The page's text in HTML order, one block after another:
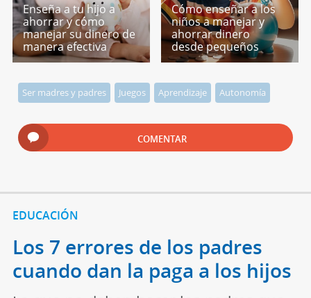
Enseña a tu hijo a
ahorrar y cómo
manejar su dinero de
manera efectiva
Cómo enseñar a los
niños a manejar y
ahorrar dinero
desde pequeños
Ser madres y padres Juegos Aprendizaje Autonomía
COMENTAR
EDUCACIÓN
Los 7 errores de los padres
cuando dan la paga a los hijos